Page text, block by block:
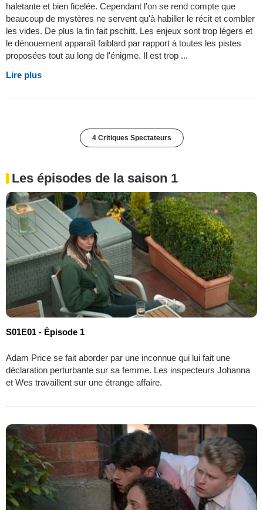
haletante et bien ficelée. Cependant l'on se rend compte que
beaucoup de mystères ne servent qu'à habiller le récit et combler
les vides. De plus la fin fait pschitt. Les enjeux sont trop légers et
le dénouement apparaît faiblard par rapport à toutes les pistes
proposées tout au long de l'énigme. Il est trop ...
Lire plus
4 Critiques Spectateurs
Les épisodes de la saison 1
S01E01 - Épisode 1
Adam Price se fait aborder par une inconnue qui lui fait une
déclaration perturbante sur sa femme. Les inspecteurs Johanna
et Wes travaillent sur une étrange affaire.